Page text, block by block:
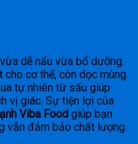
vừa dễ nấu vừa bổ dưỡng.
cơ thể, còn dọc mùng
tự nhiên từ sấu giúp
vị giác. Sự tiện lợi của
Viba Food giúp bạn
vẫn đảm bảo chất lượng.